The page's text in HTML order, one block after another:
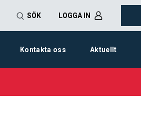
SÖK LOGGA IN
Kontakta oss Aktuellt